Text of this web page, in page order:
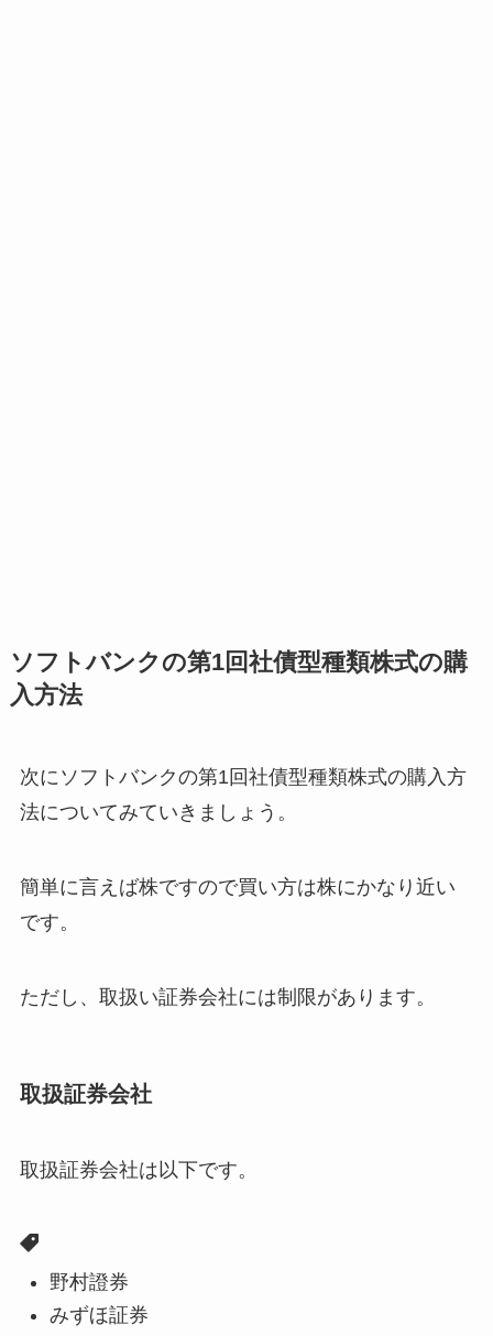
ソフトバンクの第1回社債型種類株式の購
入方法
次にソフトバンクの第1回社債型種類株式の購入方
法についてみていきましょう。
簡単に言えば株ですので買い方は株にかなり近い
です。
ただし、取扱い証券会社には制限があります。
取扱証券会社
取扱証券会社は以下です。
野村證券
みずほ証券